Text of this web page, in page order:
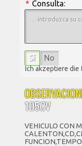
Consulta:
*
Sí No
Ich akzeptiere die
105CV
VEHICULO CON